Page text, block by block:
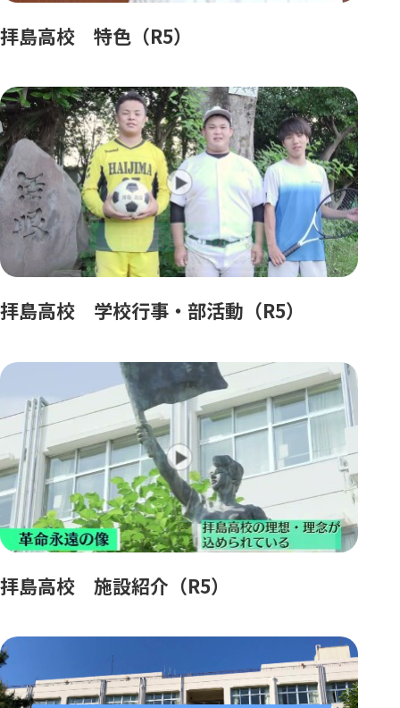
拝島高校 特色（R5）
拝島高校 学校行事・部活動（R5）
拝島高校 施設紹介（R5）